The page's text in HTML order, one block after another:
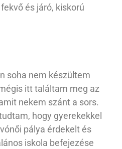
és járó, kiskorú
soha nem készültem
itt találtam meg az
nekem szánt a sors.
hogy gyerekekkel
pálya érdekelt és
iskola befejezése